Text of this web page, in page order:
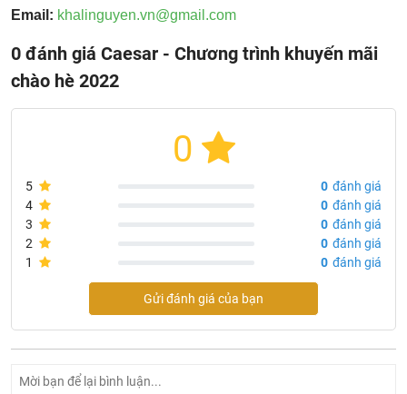
Email: khalinguyen.vn@gmail.com
0 đánh giá Caesar - Chương trình khuyến mãi
chào hè 2022
0
5 0 đánh giá
4
0 đánh giá
3
0 đánh giá
2
0 đánh giá
1
0 đánh giá
Gửi đánh giá của bạn